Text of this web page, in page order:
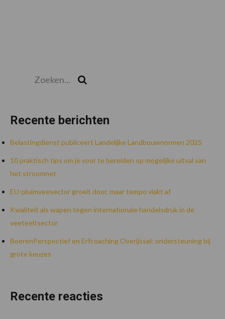
Recente berichten
Belastingdienst publiceert Landelijke Landbouwnormen 2025
10 praktisch tips om je voor te bereiden op mogelijke uitval van
het stroomnet
EU-pluimveesector groeit door, maar tempo vlakt af
Kwaliteit als wapen tegen internationale handelsdruk in de
veeteeltsector
BoerenPerspectief en Erfcoaching Overijssel: ondersteuning bij
grote keuzes
Recente reacties